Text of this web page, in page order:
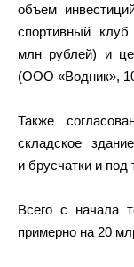
объем
спортивный
млн рублей) и
(ООО «Водник»,
Также
складское
и брусчатки и
Всего с начала
примерно на 20